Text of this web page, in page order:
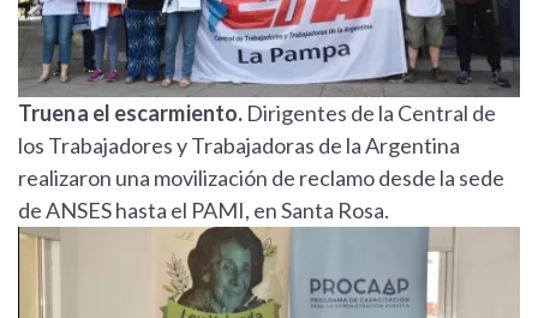
Truena el escarmiento. Dirigentes de la Central de
los Trabajadores y Trabajadoras de la Argentina
realizaron una movilización de reclamo desde la sede
de ANSES hasta el PAMI, en Santa Rosa.